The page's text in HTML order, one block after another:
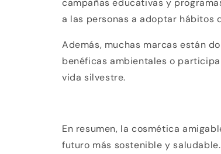
campañas educativas y
a las personas a adoptar hábitos
Además, muchas marcas están
benéficas ambientales o
vida silvestre.
En resumen, la cosmética
futuro más sostenible y